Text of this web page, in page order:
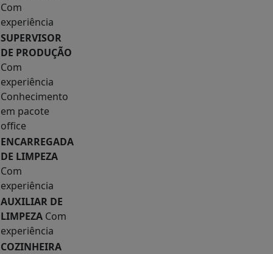
Com
experiência
SUPERVISOR
DE PRODUÇÃO
Com
experiência
Conhecimento
em pacote
office
ENCARREGADA
DE LIMPEZA
Com
experiência
AUXILIAR DE
LIMPEZA Com
experiência
COZINHEIRA